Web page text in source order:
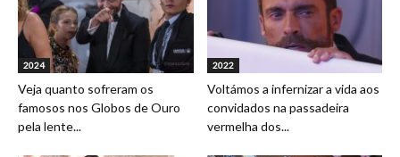
2024
Veja quanto sofreram os
famosos nos Globos de Ouro
pela lente...
2022
Voltámos a infernizar a vida aos
convidados na passadeira
vermelha dos...